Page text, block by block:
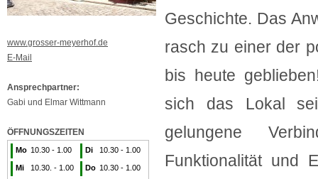
www.grosser-meyerhof.de
E-Mail
Ansprechpartner:
Gabi und Elmar Wittmann
ÖFFNUNGSZEITEN
Mo 10.30 - 1.00 Di 10.30 - 1.00
Mi 10.30. - 1.00 Do 10.30 - 1.00
Geschichte. Das
rasch zu einer der
bis heute
sich das Lokal
gelungene
Funktionalität und